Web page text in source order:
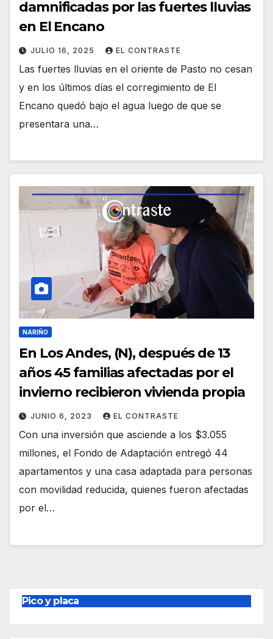
damnificadas por las fuertes lluvias
en El Encano
JULIO 16, 2025 EL CONTRASTE
Las fuertes lluvias en el oriente de Pasto no cesan
y en los últimos días el corregimiento de El
Encano quedó bajo el agua luego de que se
presentara una…
NARIÑO
En Los Andes, (N), después de 13
años 45 familias afectadas por el
invierno recibieron vivienda propia
JUNIO 6, 2023 EL CONTRASTE
Con una inversión que asciende a los $3.055
millones, el Fondo de Adaptación entregó 44
apartamentos y una casa adaptada para personas
con movilidad reducida, quienes fueron afectadas
por el…
Pico y placa